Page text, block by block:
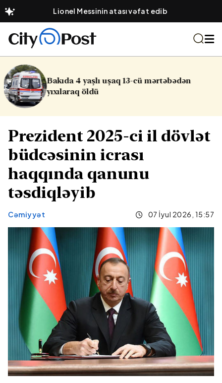
Lionel Messinin atası vəfat edib
mərtəbədən
Sabah Abşeron
Prezident 2025-ci il dövlət
büdcəsinin icrası
haqqında qanunu
təsdiqləyib
Cəmiyyət 07 İyul 2026, 15:57